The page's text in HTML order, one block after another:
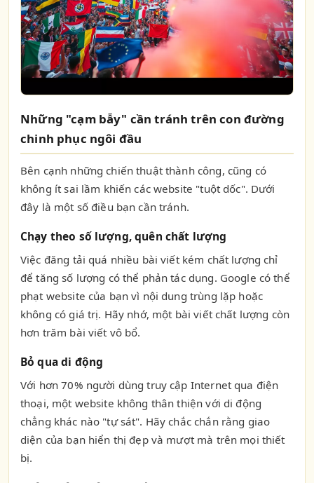
Những "cạm bẫy" cần tránh trên con đường
chinh phục ngôi đầu
Bên cạnh những chiến thuật thành công, cũng có
không ít sai lầm khiến các website "tuột dốc". Dưới
đây là một số điều bạn cần tránh.
Chạy theo số lượng, quên chất lượng
Việc đăng tải quá nhiều bài viết kém chất lượng chỉ
để tăng số lượng có thể phản tác dụng. Google có thể
phạt website của bạn vì nội dung trùng lặp hoặc
không có giá trị. Hãy nhớ, một bài viết chất lượng còn
hơn trăm bài viết vô bổ.
Bỏ qua di động
Với hơn 70% người dùng truy cập Internet qua điện
thoại, một website không thân thiện với di động
chẳng khác nào "tự sát". Hãy chắc chắn rằng giao
diện của bạn hiển thị đẹp và mượt mà trên mọi thiết
bị.